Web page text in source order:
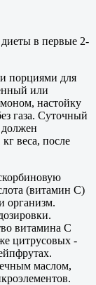
в первые 2-
порциями для
или
настойку
газа. Суточный
должен
веса, после
(витамин С)
организм.
витамина С
цитрусовых -
маслом,